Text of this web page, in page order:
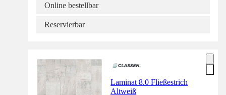
Online bestellbar
Reservierbar
Laminat 8.0 Fließestrich
Altweiß